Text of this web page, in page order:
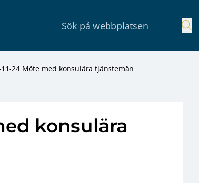
24 Möte med konsulära tjänstemän
konsulära